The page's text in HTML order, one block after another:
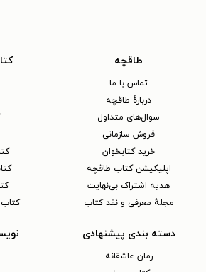
طاقچه
تماس با ما
دربارهٔ طاقچه
سوال‌های متداول
فروش سازمانی
خرید کتابخوان
اپلیکیشن کتاب طاقچه
هدیه اشتراک بی‌نهایت
مجلهٔ معرفی و نقد کتاب
دسته بندی پیشنهادی
رمان عاشقانه